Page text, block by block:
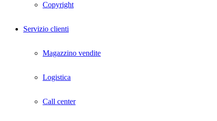
Copyright
Servizio clienti
Magazzino vendite
Logistica
Call center